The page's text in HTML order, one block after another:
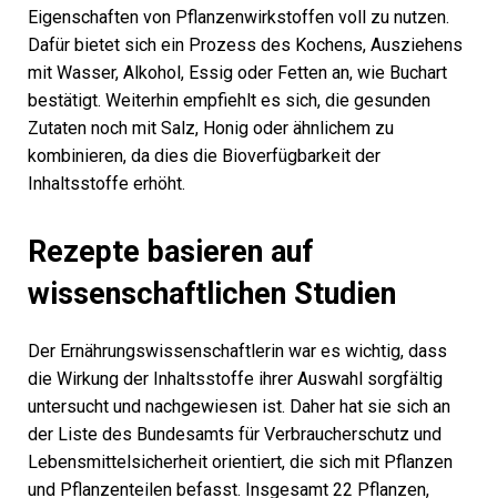
Eigenschaften von Pflanzenwirkstoffen voll zu nutzen.
Dafür bietet sich ein Prozess des Kochens, Ausziehens
mit Wasser, Alkohol, Essig oder Fetten an, wie Buchart
bestätigt. Weiterhin empfiehlt es sich, die gesunden
Zutaten noch mit Salz, Honig oder ähnlichem zu
kombinieren, da dies die Bioverfügbarkeit der
Inhaltsstoffe erhöht.
Rezepte basieren auf
wissenschaftlichen Studien
Der Ernährungswissenschaftlerin war es wichtig, dass
die Wirkung der Inhaltsstoffe ihrer Auswahl sorgfältig
untersucht und nachgewiesen ist. Daher hat sie sich an
der Liste des Bundesamts für Verbraucherschutz und
Lebensmittelsicherheit orientiert, die sich mit Pflanzen
und Pflanzenteilen befasst. Insgesamt 22 Pflanzen,